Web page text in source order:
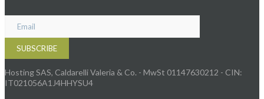
Hosting SAS, Caldarelli Valeria & Co. - MwSt 01147630212 - CIN:
IT021056A1J4HHYSU4